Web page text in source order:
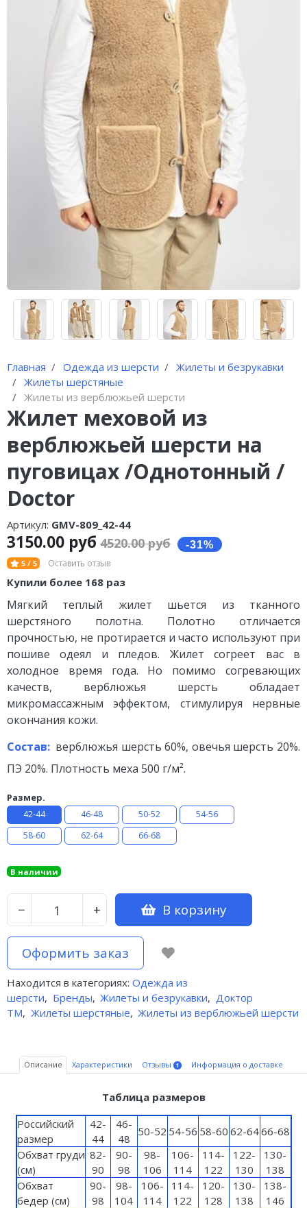
Главная Одежда из шерсти
Жилеты и безрукавки
Жилеты шерстяные
Жилеты из верблюжьей шерсти
Жилет меховой из
верблюжьей шерсти на
пуговицах /Однотонный /
Doctor
Артикул: GMV-809_42-44
3150.00 руб 4520.00 руб
5 / 5 Оставить отзыв
Купили более 168 раз
Мягкий теплый жилет шьется из тканного
шерстяного полотна. Полотно отличается
прочностью, не протирается и часто используют при
пошиве одеял и пледов. Жилет согреет вас в
холодное время года. Но помимо согревающих
качеств, верблюжья шерсть обладает
микромассажным эффектом, стимулируя нервные
окончания кожи.
Состав: верблюжья шерсть 60%, овечья шерсть 20%.
ПЭ 20%. Плотность меха 500 г/м².
Размер.
42-44 46-48 50-52
54-56
58-60
62-64 66-68
В наличии
− + В корзину
Оформить заказ
Находится в категориях: Одежда из
шерсти, Бренды, Жилеты и безрукавки, Доктор
ТМ, Жилеты шерстяные, Жилеты из верблюжьей шерсти
Описание Характеристики Отзывы 1 Информация о доставке
Таблица размеров
Российский
размер
42-
44
46-
48
50-52 54-56 58-60 62-6466-68
Обхват груди
(см)
82-
90
90-
98
98-
106
106-
114
114-
122
122-
130
130-
138
Обхват
бедер (см)
90-
98
98-
104
106-
114
114-
122
120-
128
130-
138
138-
146
Шорты шерстяные
Наколенники из шерсти
Воротники шерстяные
Шапки из шерсти
Шарфы шерстяные
Пончо женское